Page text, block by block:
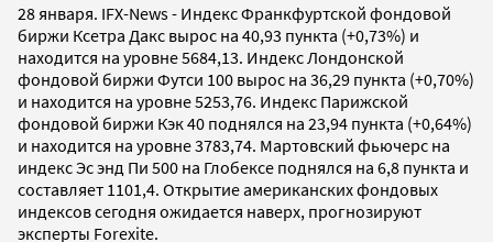
28 января. IFX-News - Индекс Франкфуртской фондовой
биржи Ксетра Дакс вырос на 40,93 пункта (+0,73%) и
находится на уровне 5684,13. Индекс Лондонской
фондовой биржи Футси 100 вырос на 36,29 пункта (+0,70%)
и находится на уровне 5253,76. Индекс Парижской
фондовой биржи Кэк 40 поднялся на 23,94 пункта (+0,64%)
и находится на уровне 3783,74. Мартовский фьючерс на
индекс Эс энд Пи 500 на Глобексе поднялся на 6,8 пункта и
составляет 1101,4. Открытие американских фондовых
индексов сегодня ожидается наверх, прогнозируют
эксперты Forexite.